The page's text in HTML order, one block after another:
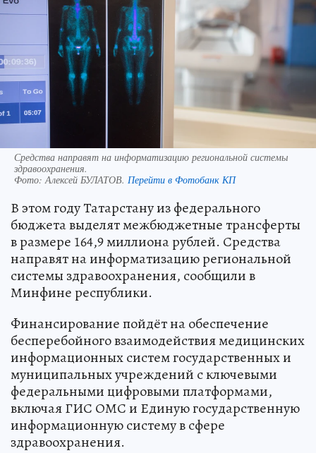
Средства направят на информатизацию региональной системы
здравоохранения.
Фото:Алексей БУЛАТОВ. Перейти в Фотобанк КП
В этом году Татарстану из федерального
бюджета выделят межбюджетные трансферты
в размере 164,9 миллиона рублей. Средства
направят на информатизацию региональной
системы здравоохранения, сообщили в
Минфине республики.
Финансирование пойдёт на обеспечение
бесперебойного взаимодействия медицинских
информационных систем государственных и
муниципальных учреждений с ключевыми
федеральными цифровыми платформами,
включая ГИС ОМС и Единую государственную
информационную систему в сфере
здравоохранения.